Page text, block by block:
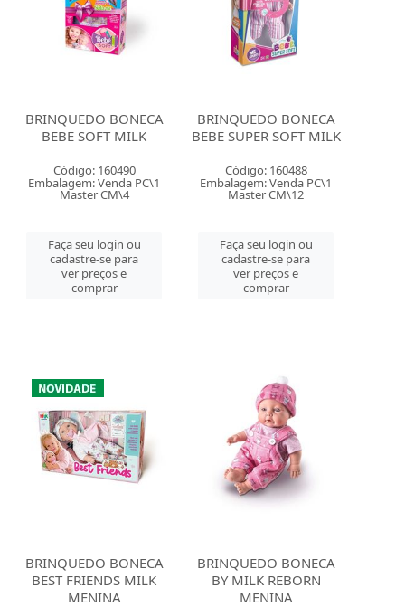
BRINQUEDO BONECA
BEBE SOFT MILK
Código: 160490
Embalagem: Venda PC\1
Master CM\4
Faça seu login ou
cadastre-se para
ver preços e
comprar
BRINQUEDO BONECA
BEBE SUPER SOFT MILK
Código: 160488
Embalagem: Venda PC\1
Master CM\12
Faça seu login ou
cadastre-se para
ver preços e
comprar
BRINQUEDO BONECA
BEST FRIENDS MILK
MENINA
BRINQUEDO BONECA
BY MILK REBORN
MENINA